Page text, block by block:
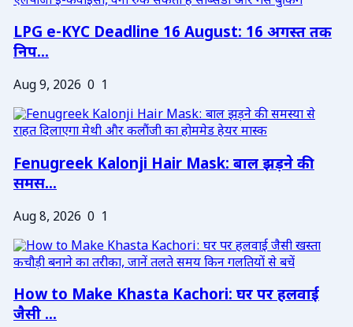
LPG e-KYC Deadline 16 August: 16 अगस्त तक
निप...
Aug 9, 2026 0 1
Fenugreek Kalonji Hair Mask: बाल झड़ने की
समस...
Aug 8, 2026 0 1
How to Make Khasta Kachori: घर पर हलवाई
जैसी ...